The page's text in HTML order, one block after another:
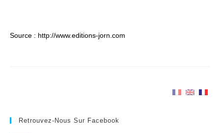
Source : http://www.editions-jorn.com
Retrouvez-Nous Sur Facebook